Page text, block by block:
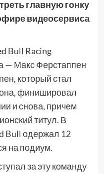
главную гонку
видеосервиса
Bull Racing
— Макс Ферстаппен
который стал
финишировал
и снова, причем
титул. В
Bull одержал 12
на подиум.
за эту команду